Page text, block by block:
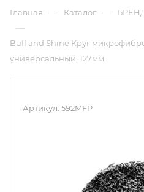
Главная — Каталог —
—
Buff and Shine Круг
универсальный, 127мм
Артикул: 592MFP